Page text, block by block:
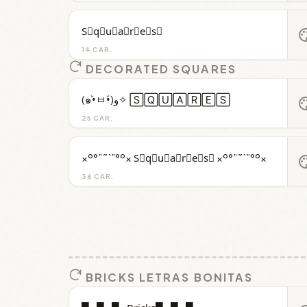
14 CAR.
S⃒q⃒u⃒a⃒r⃒e⃒s⃒
DECORATED SQUARES
25 CAR.
(๑•̀ㅂ•́)و✧ 🅂🅀🅄🄰🅁🄴🅂
36 CAR.
×º°”˜`”°º× S⃒q⃒u⃒a⃒r⃒e⃒s⃒ ×º°”˜`”°º×
BRICKS LETRAS BONITAS